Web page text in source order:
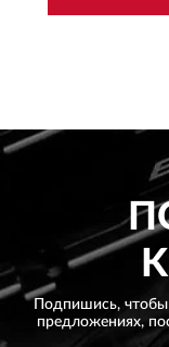
Подпишись,
предложениях,